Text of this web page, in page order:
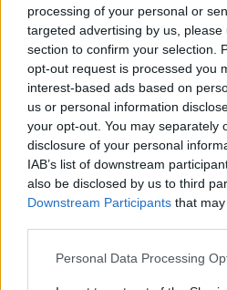
processing of your personal or
targeted advertising by us,
section to confirm your selection.
opt-out request is processed you
interest-based ads based on
us or personal information
your opt-out. You may separately
disclosure of your personal
IAB’s list of downstream
also be disclosed by us to third
Downstream Participants that
Personal Data Processing
Ενημέρωση μαθητών
Καρδίτσας για τις
Την Δευτέρα 20/10/2025 και
7ης διδακτικής ώρας, οι
σχολείου μας ενημερώθηκαν
των Στρατιωτικών Σχολών
Υπαξιωματικών, αλλά και τις